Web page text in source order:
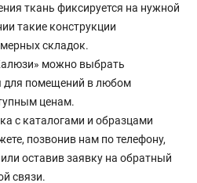
ткань фиксируется на нужной
такие конструкции
складок.
можно выбрать
для помещений в любом
ценам.
с каталогами и образцами
позвонив нам по телефону,
оставив заявку на обратный
связи.